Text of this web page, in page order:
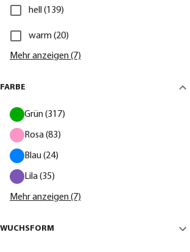
hell (139)
warm (20)
Mehr anzeigen (7)
FARBE
Grün (317)
Rosa (83)
Blau (24)
Lila (35)
Mehr anzeigen (7)
WUCHSFORM